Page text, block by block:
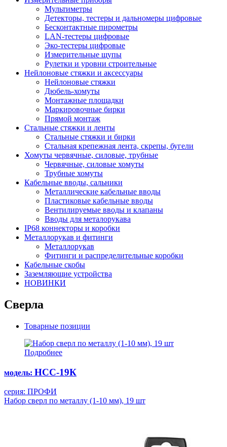
Мультиметры
Детекторы, тестеры и дальномеры цифровые
Бесконтактные пирометры
LAN-тестеры цифровые
Эко-тестеры цифровые
Измерительные щупы
Рулетки и уровни строительные
Нейлоновые стяжки и аксессуары
Нейлоновые стяжки
Дюбель-хомуты
Монтажные площадки
Маркировочные бирки
Прямой монтаж
Стальные стяжки и ленты
Стальные стяжки и бирки
Стальная крепежная лента, скрепы, бугели
Хомуты червячные, силовые, трубные
Червячные, силовые хомуты
Трубные хомуты
Кабельные вводы, сальники
Металлические кабельные вводы
Пластиковые кабельные вводы
Вентилируемые вводы и клапаны
Вводы для металорукава
IP68 коннекторы и коробки
Металлорукав и фитинги
Металлорукав
Фитинги и распределительные коробки
Кабельные скобы
Заземляющие устройства
НОВИНКИ
Сверла
Товарные позиции
Подробнее
модель: НСС-19К
серия: ПРОФИ
Набор сверл по металлу (1-10 мм), 19 шт